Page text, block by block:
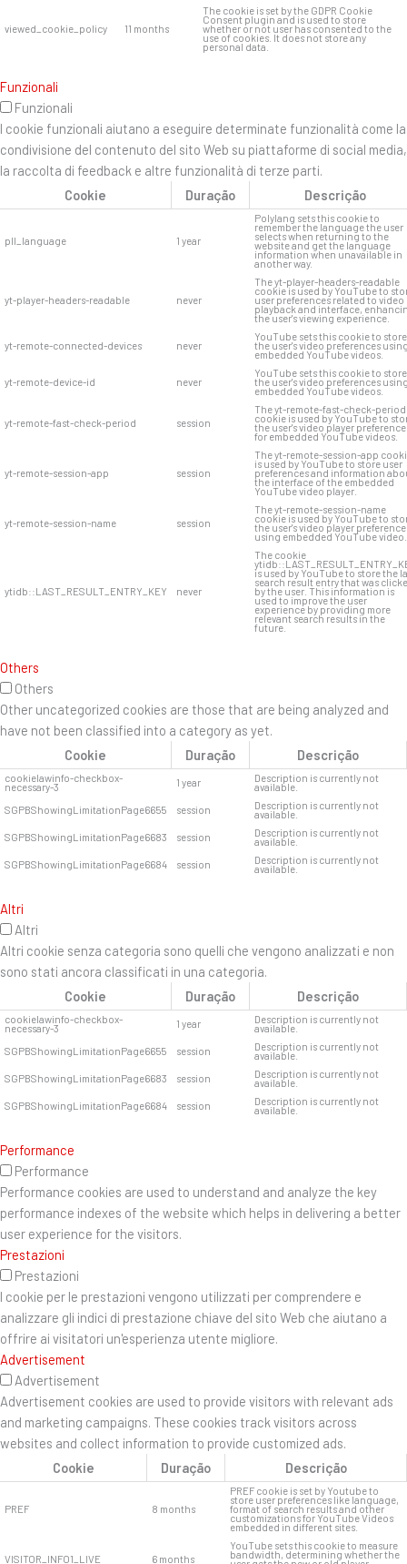
viewed_cookie_policy 11 months
The cookie is set by the GDPR Cookie
Consent plugin and is used to store
whether or not user has consented to the
use of cookies. It does not store any
personal data.
Funzionali
Funzionali
I cookie funzionali aiutano a eseguire determinate funzionalità come la
condivisione del contenuto del sito Web su piattaforme di social media,
la raccolta di feedback e altre funzionalità di terze parti.
Cookie
Duração Descrição
pll_language 1 year
Polylang sets this cookie to
remember the language the user
selects when returning to the
website and get the language
information when unavailable in
another way.
yt-player-headers-readable never
The yt-player-headers-readable
cookie is used by YouTube to
user preferences related to video
playback and interface,
the user's viewing experience.
yt-remote-connected-devices never
YouTube sets this cookie to store
the user's video preferences
embedded YouTube videos.
yt-remote-device-id never
YouTube sets this cookie to store
the user's video preferences
embedded YouTube videos.
yt-remote-fast-check-period session
The yt-remote-fast-check-period
cookie is used by YouTube to
the user's video player
for embedded YouTube videos.
yt-remote-session-app session
The yt-remote-session-app
is used by YouTube to store user
preferences and information
the interface of the embedded
YouTube video player.
yt-remote-session-name session
The yt-remote-session-name
cookie is used by YouTube to
the user's video player
using embedded YouTube video.
ytidb::LAST_RESULT_ENTRY_KEY never
The cookie
is used by YouTube to store the
search result entry that was
by the user. This information is
used to improve the user
experience by providing more
relevant search results in the
future.
Others
Others
Other uncategorized cookies are those that are being analyzed and
have not been classified into a category as yet.
Cookie
Duração Descrição
cookielawinfo-checkbox-
necessary-3 1 year Description is currently not
available.
SGPBShowingLimitationPage6655
session Description is currently not
available.
SGPBShowingLimitationPage6683
session Description is currently not
available.
SGPBShowingLimitationPage6684
session Description is currently not
available.
Altri
Altri
Altri cookie senza categoria sono quelli che vengono analizzati e non
sono stati ancora classificati in una categoria.
Cookie
Duração Descrição
cookielawinfo-checkbox-
necessary-3 1 year Description is currently not
available.
SGPBShowingLimitationPage6655
session Description is currently not
available.
SGPBShowingLimitationPage6683
session Description is currently not
available.
SGPBShowingLimitationPage6684
session Description is currently not
available.
Performance
Performance
Performance cookies are used to understand and analyze the key
performance indexes of the website which helps in delivering a better
user experience for the visitors.
Prestazioni
Prestazioni
I cookie per le prestazioni vengono utilizzati per comprendere e
analizzare gli indici di prestazione chiave del sito Web che aiutano a
offrire ai visitatori un'esperienza utente migliore.
Advertisement
Advertisement
Advertisement cookies are used to provide visitors with relevant ads
and marketing campaigns. These cookies track visitors across
websites and collect information to provide customized ads.
Cookie
Duração Descrição
PREF 8 months
PREF cookie is set by Youtube to
store user preferences like language,
format of search results and other
customizations for YouTube Videos
embedded in different sites.
VISITOR_INFO1_LIVE 6 months
YouTube sets this cookie to measure
bandwidth, determining whether the